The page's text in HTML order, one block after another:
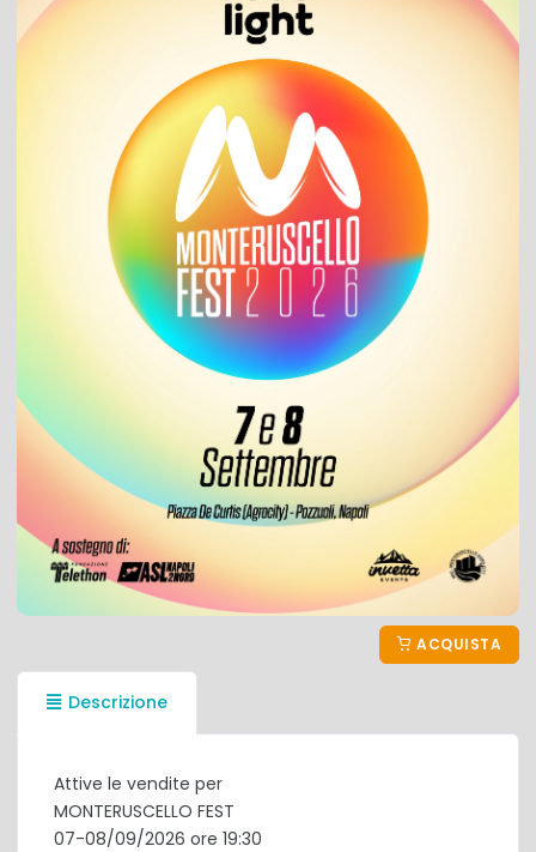
ACQUISTA
Descrizione
Attive le vendite per
MONTERUSCELLO FEST
07-08/09/2026 ore 19:30